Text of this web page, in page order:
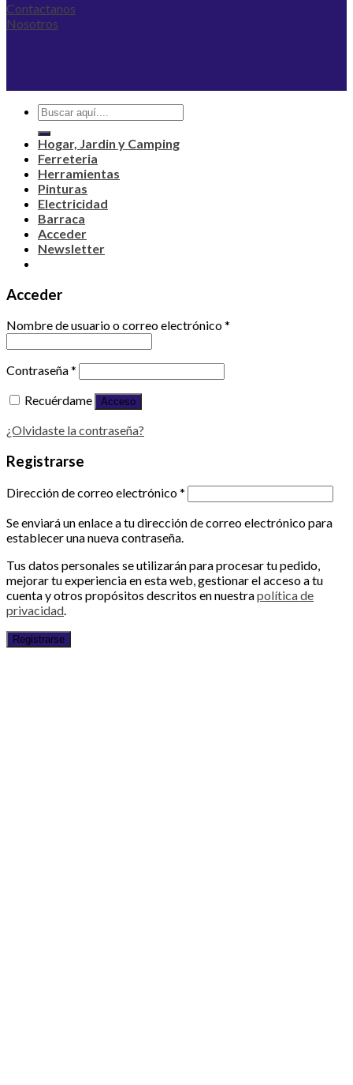
Contactanos
Nosotros
Buscar
por:
Hogar, Jardin y Camping
Ferreteria
Herramientas
Pinturas
Electricidad
Barraca
Acceder
Newsletter
Acceder
Nombre de usuario o correo electrónico*
Contraseña*
Recuérdame
Acceso
¿Olvidaste la contraseña?
Registrarse
Dirección de correo electrónico*
Se enviará un enlace a tu dirección de correo electrónico para
establecer una nueva contraseña.
Tus datos personales se utilizarán para procesar tu pedido,
mejorar tu experiencia en esta web, gestionar el acceso a tu
cuenta y otros propósitos descritos en nuestrapolítica de
privacidad.
Registrarse